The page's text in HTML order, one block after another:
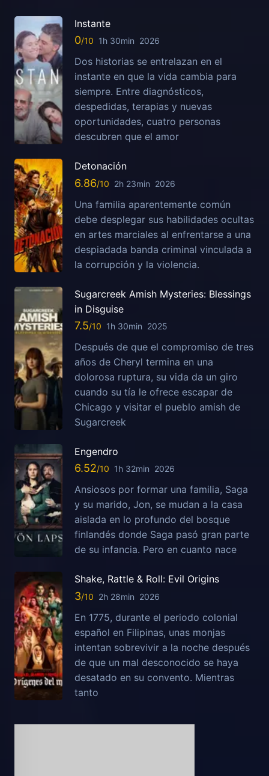
Instante
0 1h 30min 2026
Dos historias se entrelazan en el
instante en que la vida cambia para
siempre. Entre diagnósticos,
despedidas, terapias y nuevas
oportunidades, cuatro personas
descubren que el amor
Detonación
6.86 2h 23min 2026
Una familia aparentemente común
debe desplegar sus habilidades ocultas
en artes marciales al enfrentarse a una
despiadada banda criminal vinculada a
la corrupción y la violencia.
Sugarcreek Amish Mysteries: Blessings
in Disguise
7.5 1h 30min 2025
Después de que el compromiso de tres
años de Cheryl termina en una
dolorosa ruptura, su vida da un giro
cuando su tía le ofrece escapar de
Chicago y visitar el pueblo amish de
Sugarcreek
Engendro
6.52 1h 32min 2026
Ansiosos por formar una familia, Saga
y su marido, Jon, se mudan a la casa
aislada en lo profundo del bosque
finlandés donde Saga pasó gran parte
de su infancia. Pero en cuanto nace
Shake, Rattle & Roll: Evil Origins
3 2h 28min 2026
En 1775, durante el periodo colonial
español en Filipinas, unas monjas
intentan sobrevivir a la noche después
de que un mal desconocido se haya
desatado en su convento. Mientras
tanto